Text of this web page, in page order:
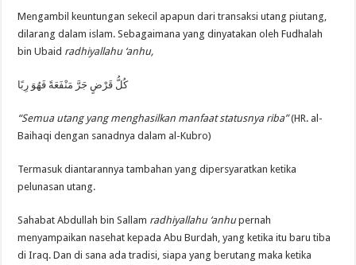
Mengambil keuntungan sekecil apapun dari transaksi utang piutang,
dilarang dalam islam. Sebagaimana yang dinyatakan oleh Fudhalah
bin Ubaid radhiyallahu ‘anhu,
كُلُّ قَرْضٍ جَرَّ مَنْفَعَةً فَهُوَ رِبًا
“Semua utang yang menghasilkan manfaat statusnya riba”(HR. al-
Baihaqi dengan sanadnya dalam al-Kubro)
Termasuk diantarannya tambahan yang dipersyaratkan ketika
pelunasan utang.
Sahabat Abdullah bin Sallam radhiyallahu ‘anhupernah
menyampaikan nasehat kepada Abu Burdah, yang ketika itu baru tiba
di Iraq. Dan di sana ada tradisi, siapa yang berutang maka ketika